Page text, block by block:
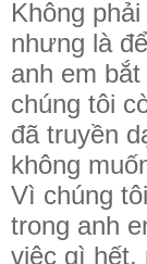
Không
nhưng là
anh em
chúng tôi
đã truyền
không
Vì chúng
trong anh
việc gì hết,